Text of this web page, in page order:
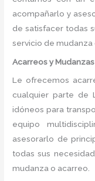
acompañarlo y
de satisfacer todas
servicio de mudanza
Acarreos y
Le ofrecemos
cualquier parte de
idóneos para
equipo
asesorarlo de
todas sus
mudanza o acarreo.